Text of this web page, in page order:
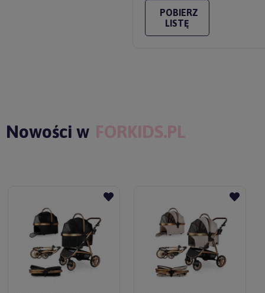
POBIERZ
LISTĘ
Nowości w FORKIDS.PL